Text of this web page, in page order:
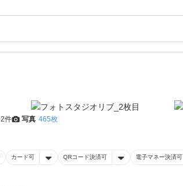
2件 写真 465枚
カード可 QRコード決済可 電子マネー決済可